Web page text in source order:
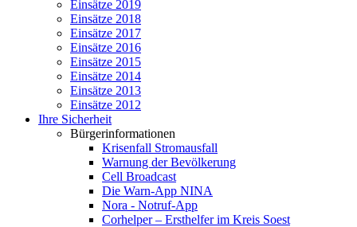
Einsätze 2019
Einsätze 2018
Einsätze 2017
Einsätze 2016
Einsätze 2015
Einsätze 2014
Einsätze 2013
Einsätze 2012
Ihre Sicherheit
Bürgerinformationen
Krisenfall Stromausfall
Warnung der Bevölkerung
Cell Broadcast
Die Warn-App NINA
Nora - Notruf-App
Corhelper – Ersthelfer im Kreis Soest